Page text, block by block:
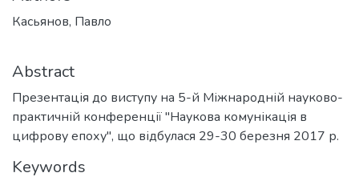
Касьянов, Павло
Abstract
Презентація до виступу на 5-й Міжнародній науково-
практичній конференції "Наукова комунікація в
цифрову епоху", що відбулася 29-30 березня 2017 р.
Keywords